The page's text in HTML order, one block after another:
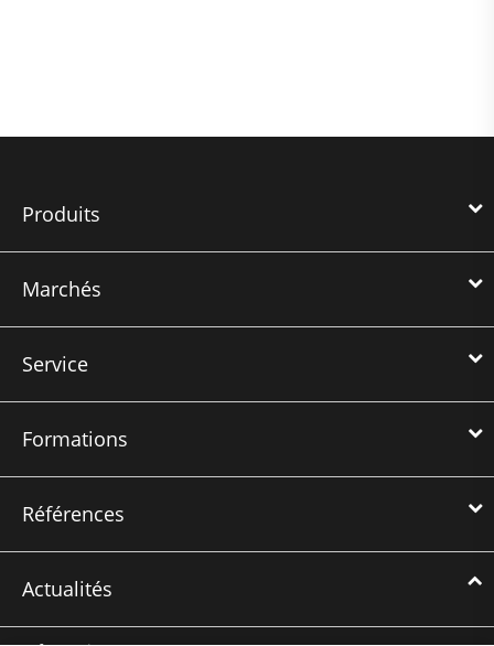
Produits
Marchés
Service
Formations
Références
Actualités